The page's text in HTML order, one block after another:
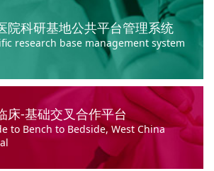
院科研基地公共平台管理系统
research base management system
床-基础交叉合作平台
to Bench to Bedside, West China